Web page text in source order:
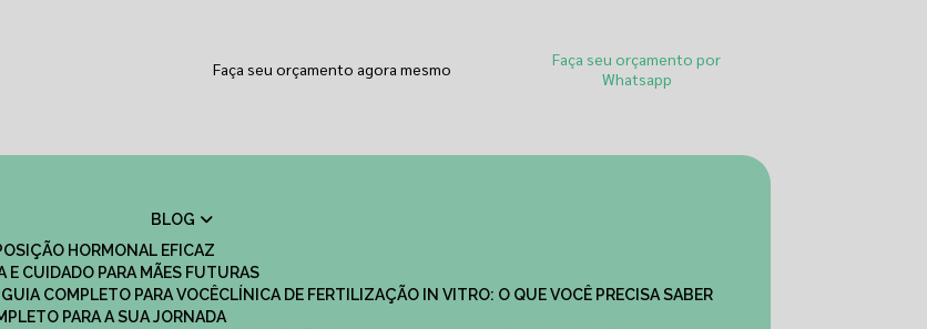
Faça seu orçamento agora mesmo
Faça seu orçamento por
Whatsapp
BLOG
HORMONAL EFICAZ
E CUIDADO PARA MÃES FUTURAS
COMPLETO PARA VOCÊ
CLÍNICA DE FERTILIZAÇÃO IN VITRO: O QUE VOCÊ PRECISA SABER
PARA A SUA JORNADA